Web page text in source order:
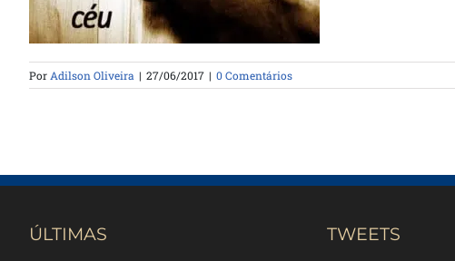
Por Adilson Oliveira | 27/06/2017 | 0 Comentários
ÚLTIMAS TWEETS